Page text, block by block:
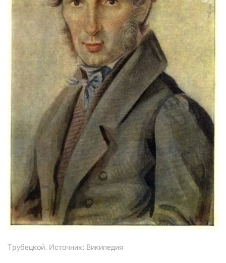
Трубецкой. Источник: Википедия